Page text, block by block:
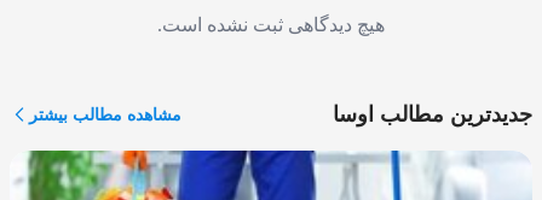
هیچ دیدگاهی ثبت نشده است.
جدیدترین مطالب اوسا مشاهده مطالب بیشتر